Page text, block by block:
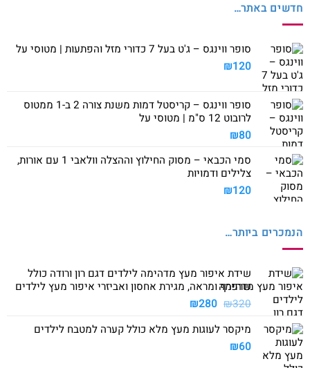
חדשים באתר…
סופר ווינגס – ג'ט בעל 7 כדורי מזל והפתעות | מטוסי על
₪120
סופר ווינגס – קריסטל דמות משנת צורה 2 ב-1 ממטוס
לרובוט 12 ס"מ | מטוסי על
₪80
סמי הכבאי – מסוק החילוץ וההצלה וולאבי 1 עם אורות,
צלילים ודמויות
₪120
הנמכרים ביותר…
שידת איפור מעץ מדהימה לילדים דגם רון ורודה כולל
שרפרף ומראה, מגירת אחסון ואביזרי איפור מעץ לילדים
₪320
המחיר
היה:
₪280 המחיר
הוא:
מיקסר לעוגות מעץ מלא כולל קערה למטבח לילדים
₪60